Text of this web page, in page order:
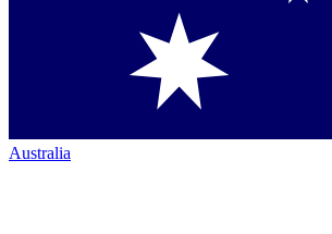
Australia